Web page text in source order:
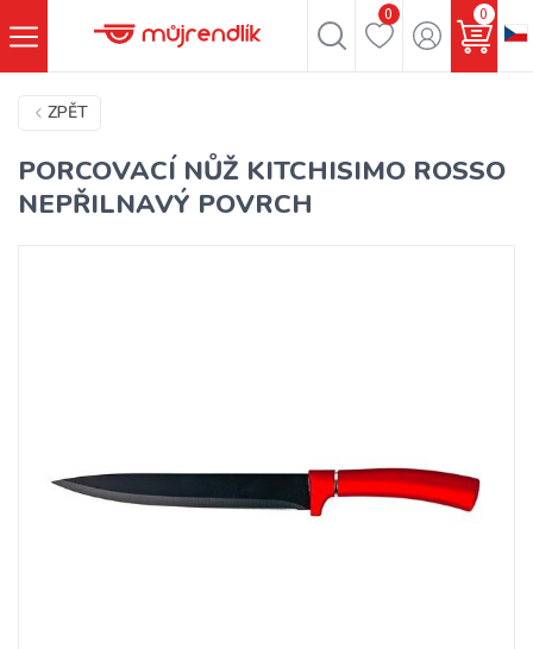
0 0
ZPĚT
PORCOVACÍ NŮŽ KITCHISIMO ROSSO
NEPŘILNAVÝ POVRCH